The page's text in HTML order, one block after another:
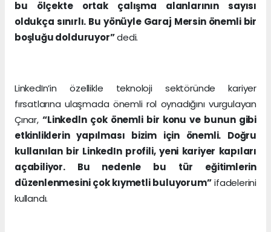
bu ölçekte ortak çalışma alanlarının sayısı
oldukça sınırlı. Bu yönüyle Garaj Mersin önemli bir
boşluğu dolduruyor”dedi.
LinkedIn’in özellikle teknoloji sektöründe kariyer
fırsatlarına ulaşmada önemli rol oynadığını vurgulayan
Çınar,“Linkedln çok önemli bir konu ve bunun gibi
etkinliklerin yapılması bizim için önemli. Doğru
kullanılan bir LinkedIn profili, yeni kariyer kapıları
açabiliyor. Bu nedenle bu tür eğitimlerin
düzenlenmesini çok kıymetli buluyorum”ifadelerini
kullandı.